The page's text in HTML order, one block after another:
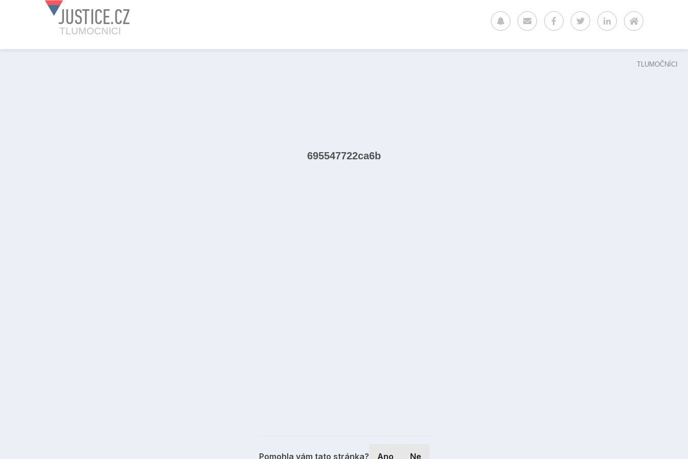
JUSTICE.CZ
TLUMOCNICI
TLUMOČNÍCI
695547722ca6b
Pomohla vám tato stránka? Ano Ne